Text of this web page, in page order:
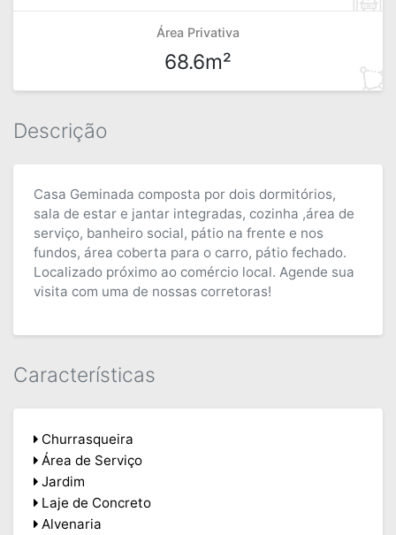
Área Privativa
68.6m²
Descrição
Casa Geminada composta por dois dormitórios,
sala de estar e jantar integradas, cozinha ,área de
serviço, banheiro social, pátio na frente e nos
fundos, área coberta para o carro, pátio fechado.
Localizado próximo ao comércio local. Agende sua
visita com uma de nossas corretoras!
Características
Churrasqueira
Área de Serviço
Jardim
Laje de Concreto
Alvenaria